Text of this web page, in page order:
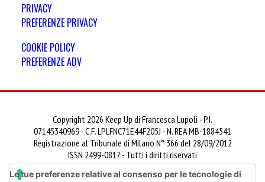
PRIVACY
PREFERENZE PRIVACY
COOKIE POLICY
PREFERENZE ADV
Copyright 2026 Keep Up di Francesca Lupoli - P.I.
07145340969 - C.F. LPLFNC71E44F205J - N. REA MB-1884541
Registrazione al Tribunale di Milano N° 366 del 28/09/2012
ISSN 2499-0817 - Tutti i diritti riservati
Le tue preferenze relative al consenso per le tecnologie di